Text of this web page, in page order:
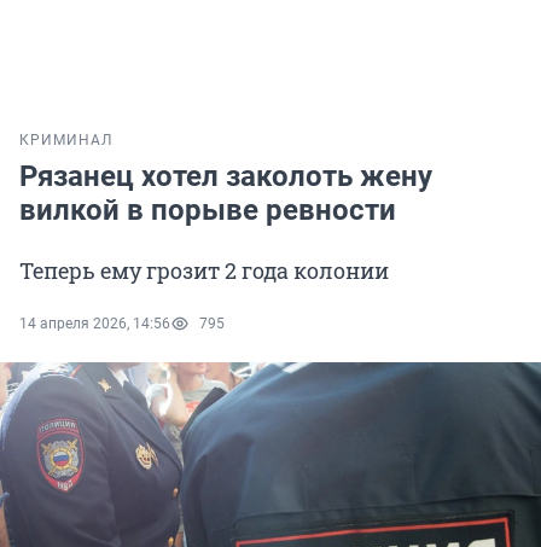
КРИМИНАЛ
Рязанец хотел заколоть жену
вилкой в порыве ревности
Теперь ему грозит 2 года колонии
14 апреля 2026, 14:56 795